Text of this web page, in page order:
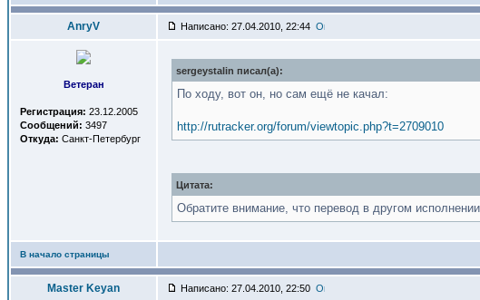
AnryV Написано: 27.04.2010, 22:44
Ветеран
Регистрация: 23.12.2005
Сообщений: 3497
Откуда: Санкт-Петербург
sergeystalin писал(a):
По ходу, вот он, но сам ещё не качал:
http://rutracker.org/forum/viewtopic.php?t=2709010
Цитата:
Обратите внимание, что перевод в другом
В начало страницы
Master Keyan Написано: 27.04.2010, 22:50